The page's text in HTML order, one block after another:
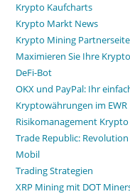
Krypto Kaufcharts
Krypto Markt News
Krypto Mining
Maximieren Sie Ihre
DeFi-Bot
OKX und PayPal: Ihr
Kryptowährungen im EWR
Risikomanagement
Trade Republic:
Mobil
Trading Strategien
XRP Mining mit DOT